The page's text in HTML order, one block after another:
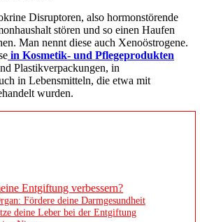
Disruptoren, also hormonstörende
stören und so einen Haufen
Man nennt diese auch Xenoöstrogene.
in Kosmetik- und Pflegeprodukten
Plastikverpackungen, in
in Lebensmitteln, die etwa mit
wurden.
Entgiftung verbessern?
Fördere deine Darmgesundheit
deine Leber bei der Entgiftung